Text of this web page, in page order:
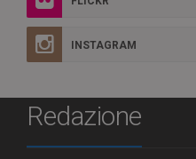
INSTAGRAM
Redazione